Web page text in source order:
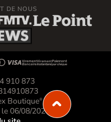
DE NOUS

910 873
Boutique®
06/08/2026